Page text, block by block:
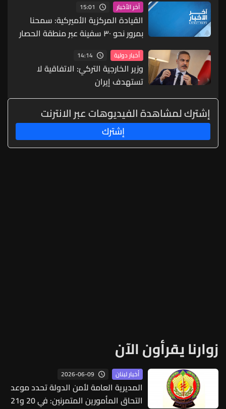
آخر الأخبار 15:01
القيادة المركزية الأميركية: سمحنا
بمرور نحو ٣٠ سفينة عبر منطقة الحصار
على إيران لنقل المساعدات الإنسانية
أخبار دولية 14:14
وزير الخارجية التركيّ: الاتفاقية لا
تستهدف إيران
إشترك لمشاهدة الفيديوهات عبر الانترنت
إشترك
زوارنا يقرأون الآن
أخبار لبنان 2026-06-09
المديرية العامة لأمن الدولة تحدد موعد
التحاق المأمورين المتمرنين: في 20 و21